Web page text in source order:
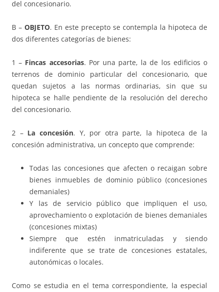
del concesionario.
B – OBJETO. En este precepto se contempla la hipoteca de
dos diferentes categorías de bienes:
1 – Fincas accesorias. Por una parte, la de los edificios o
terrenos de dominio particular del concesionario, que
quedan sujetos a las normas ordinarias, sin que su
hipoteca se halle pendiente de la resolución del derecho
del concesionario.
2 – La concesión. Y, por otra parte, la hipoteca de la
concesión administrativa, un concepto que comprende:
Todas las concesiones que afecten o recaigan sobre
bienes inmuebles de dominio público (concesiones
demaniales)
Y las de servicio público que impliquen el uso,
aprovechamiento o explotación de bienes demaniales
(concesiones mixtas)
Siempre que estén inmatriculadas y siendo
indiferente que se trate de concesiones estatales,
autonómicas o locales.
Como se estudia en el tema correspondiente, la especial